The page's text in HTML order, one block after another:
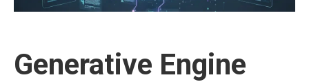
Generative Engine